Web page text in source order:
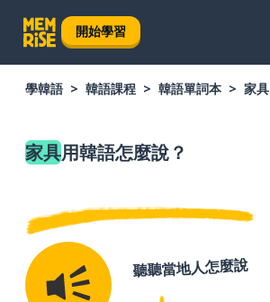
開始學習
學韓語 韓語課程 韓語單詞本 家具
家具用韓語怎麼說？
聽聽當地人怎麼說